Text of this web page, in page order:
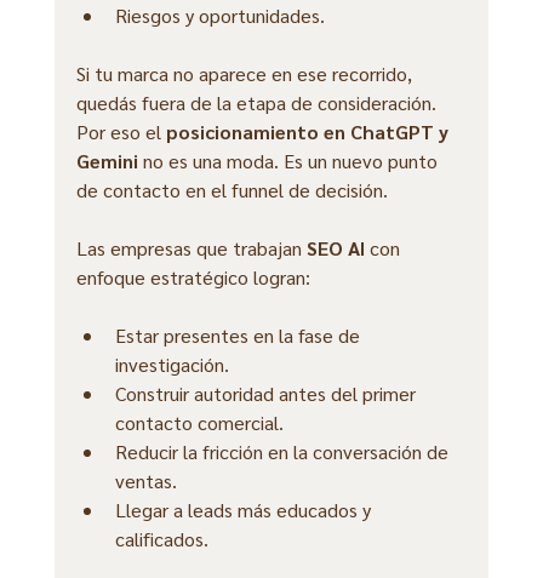
Riesgos y oportunidades.
Si tu marca no aparece en ese recorrido,
quedás fuera de la etapa de consideración.
Por eso el posicionamiento en ChatGPT y
Gemini no es una moda. Es un nuevo punto
de contacto en el funnel de decisión.
Las empresas que trabajan SEO AI con
enfoque estratégico logran:
Estar presentes en la fase de
investigación.
Construir autoridad antes del primer
contacto comercial.
Reducir la fricción en la conversación de
ventas.
Llegar a leads más educados y
calificados.